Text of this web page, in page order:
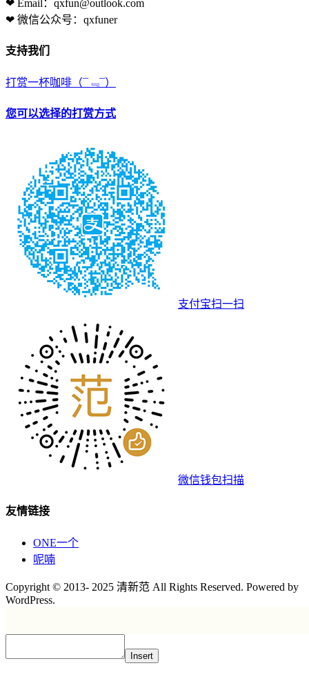
❤ Email：qxfun@outlook.com
❤ 微信公众号：qxfuner
支持我们
打赏一杯咖啡 （¯﹃¯）
您可以选择的打赏方式
支付宝扫一扫
微信钱包扫描
友情链接
ONE一个
呢喃
Copyright © 2013- 2025 清新范 All Rights Reserved. Powered by
WordPress.
Insert